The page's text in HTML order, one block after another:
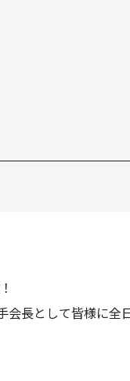
長として皆様に全